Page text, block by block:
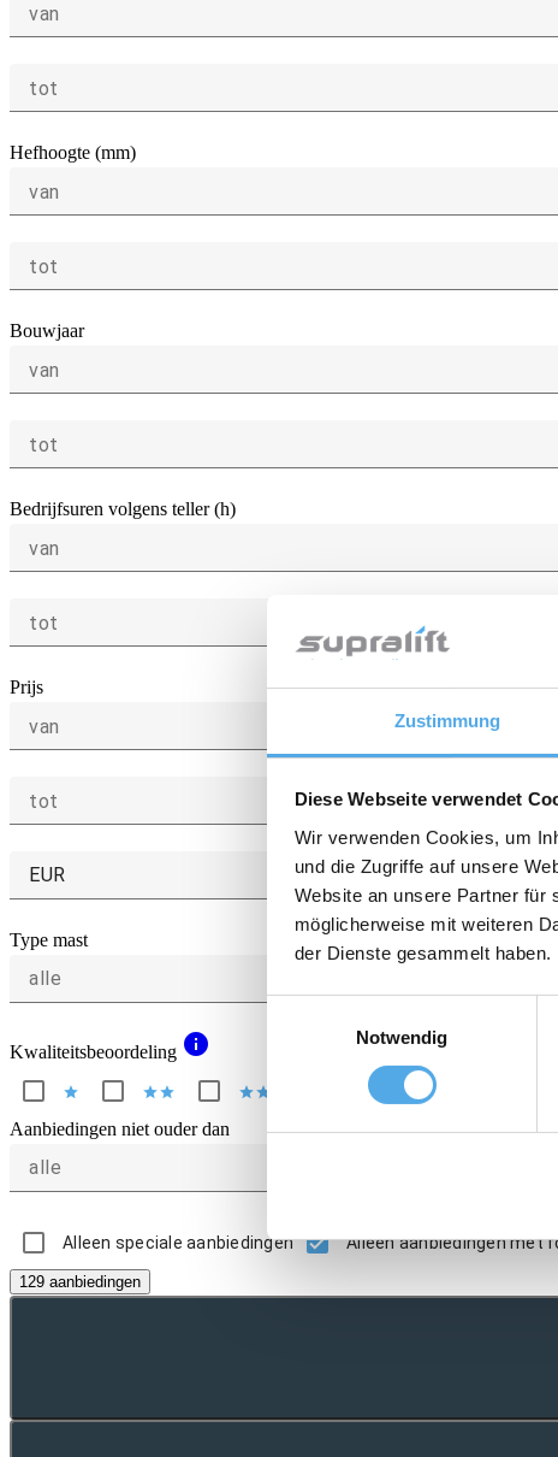
Zustimmung
Diese Webseite verwendet
Wir verwenden Cookies, um
und die Zugriffe auf unsere
Website an unsere Partner für
möglicherweise mit weiteren
der Dienste gesammelt haben.
Einwilligungsauswahl
Notwendig
van
tot
Hefhoogte (mm)
van
tot
Bouwjaar
van
tot
Bedrijfsuren volgens teller (h)
van
tot
Prijs
van
tot
EUR
Type mast
alle
Kwaliteitsbeoordeling info
star starstar starstar star star
Aanbiedingen niet ouder dan
alle
Alleen speciale aanbiedingen Alleen aanbiedingen met
129 aanbiedingen